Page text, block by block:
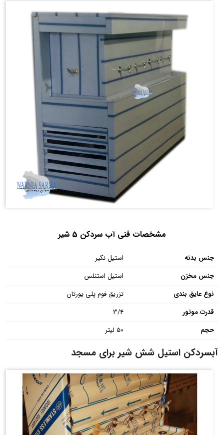
مشخصات فنی آب سردکن 5 شیر
جنس بدنه
استیل نگیر
جنس مخزن
استیل استنلس
نوع عایق بندی
تزریق فوم پلی یورتان
قدرت موتور
3/4
حجم
50 لیتر
آبسردکن استیل شش شیر برای مسجد